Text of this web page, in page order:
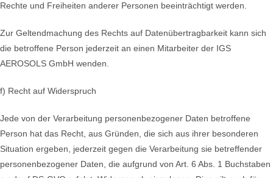
Rechte und Freiheiten anderer Personen beeinträchtigt werden.
Zur Geltendmachung des Rechts auf Datenübertragbarkeit kann sich
die betroffene Person jederzeit an einen Mitarbeiter der IGS
AEROSOLS GmbH wenden.
f) Recht auf Widerspruch
Jede von der Verarbeitung personenbezogener Daten betroffene
Person hat das Recht, aus Gründen, die sich aus ihrer besonderen
Situation ergeben, jederzeit gegen die Verarbeitung sie betreffender
personenbezogener Daten, die aufgrund von Art. 6 Abs. 1 Buchstaben